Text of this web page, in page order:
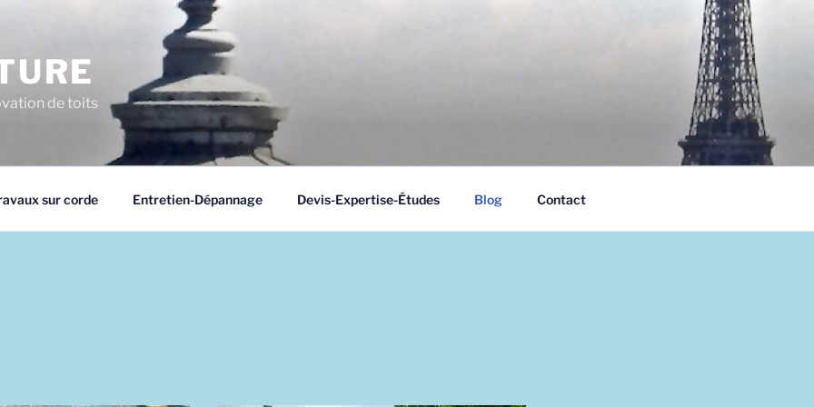
de toits
sur corde Entretien-Dépannage Devis-Expertise-Études Blog Contact